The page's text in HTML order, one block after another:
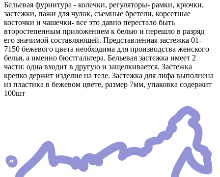
Бельевая фурнитура - колечки, регуляторы- рамки, крючки,
застежки, пажи для чулок, съемные бретели, корсетные
косточки и чашечки- все это давно перестало быть
второстепенным приложением к белью и перешло в разряд
его значимой составляющей. Представленная застежка 01-
7150 бежевого цвета необходима для производства женского
белья, а именно бюстгальтера. Бельевая застежка имеет 2
части: одна входит в другую и защелкивается. Застежка
крепко держит изделие на теле. Застежка для лифа выполнена
из пластика в бежевом цвете, размер 7мм, упаковка содержит
100шт